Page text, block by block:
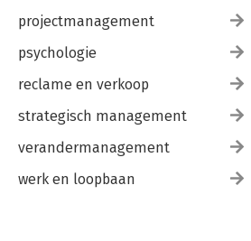
projectmanagement
psychologie
reclame en verkoop
strategisch management
verandermanagement
werk en loopbaan